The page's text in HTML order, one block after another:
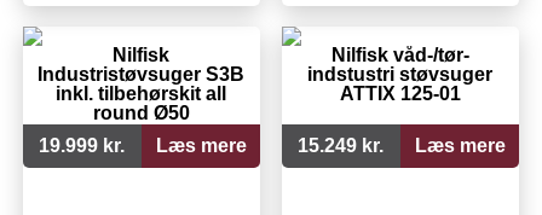
Nilfisk
Industristøvsuger S3B
inkl. tilbehørskit all
round Ø50
19.999 kr.
Læs mere
Nilfisk våd-/tør-
indstustri støvsuger
ATTIX 125-01
15.249 kr. Læs mere